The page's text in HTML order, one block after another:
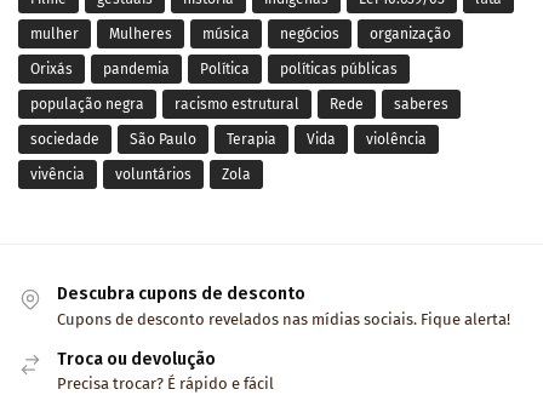
mulher Mulheres música negócios organização
Orixás pandemia Política políticas públicas
população negra racismo estrutural Rede saberes
sociedade São Paulo Terapia Vida violência
vivência voluntários Zola
Descubra cupons de desconto
Cupons de desconto revelados nas mídias sociais. Fique alerta!
Troca ou devolução
Precisa trocar? É rápido e fácil